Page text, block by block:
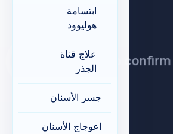
ابتسامة
هوليوود
علاج قناة
الجذر
جسر الأسنان
اعوجاج الأسنان